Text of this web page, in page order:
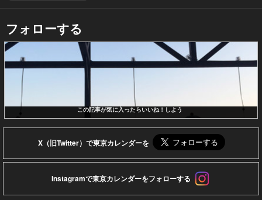
フォローする
この記事が気に入ったらいいね！しよう
X（旧Twitter）で東京カレンダーを
Instagramで東京カレンダーをフォローする